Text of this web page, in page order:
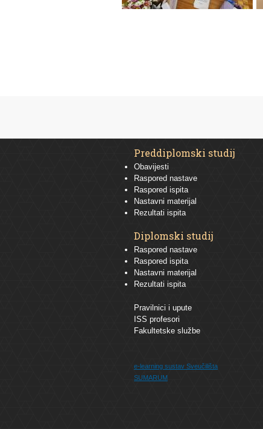
Preddiplomski studij
Obavijesti
Raspored nastave
Raspored ispita
Nastavni materijal
Rezultati ispita
Diplomski studij
Raspored nastave
Raspored ispita
Nastavni materijal
Rezultati ispita
Pravilnici i upute
ISS profesori
Fakultetske službe
e-learning sustav Sveučilišta
SUMARUM